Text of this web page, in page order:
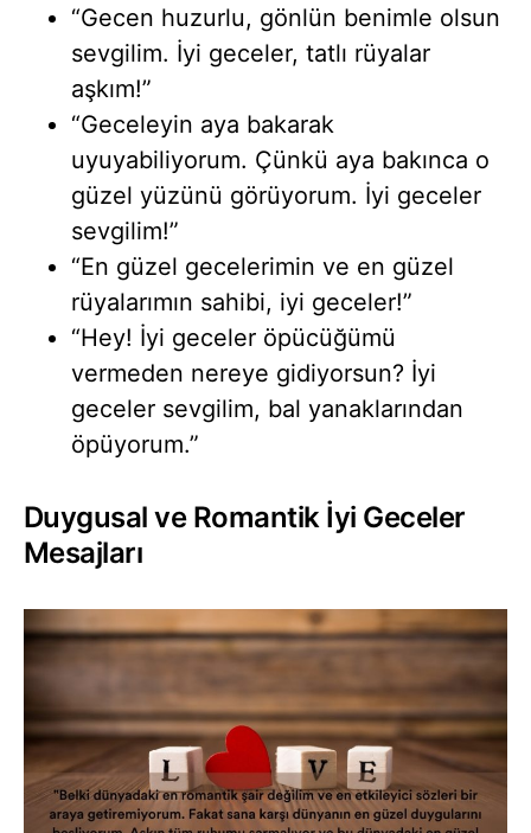
“Gecen huzurlu, gönlün benimle olsun
sevgilim. İyi geceler, tatlı rüyalar
aşkım!”
“Geceleyin aya bakarak
uyuyabiliyorum. Çünkü aya bakınca o
güzel yüzünü görüyorum. İyi geceler
sevgilim!”
“En güzel gecelerimin ve en güzel
rüyalarımın sahibi, iyi geceler!”
“Hey! İyi geceler öpücüğümü
vermeden nereye gidiyorsun? İyi
geceler sevgilim, bal yanaklarından
öpüyorum.”
Duygusal ve Romantik İyi Geceler
Mesajları